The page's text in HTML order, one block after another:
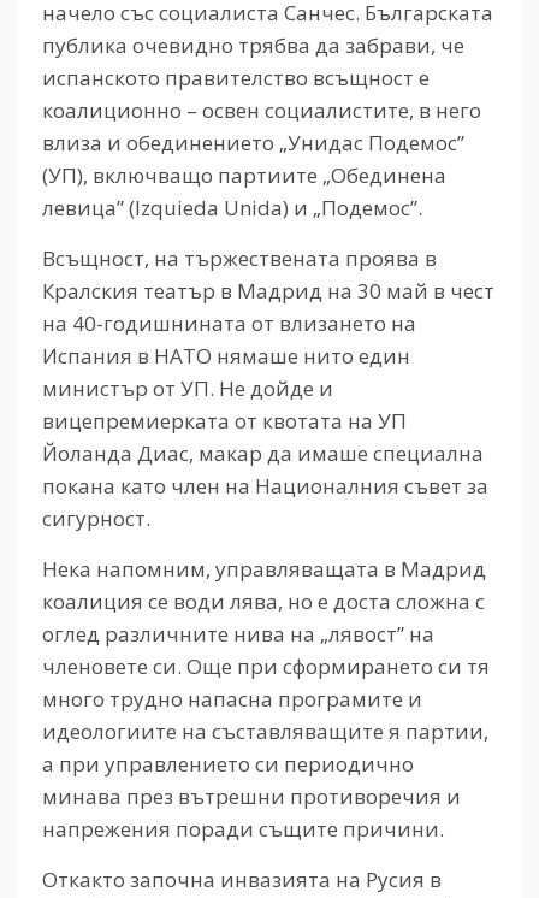
начело със социалиста Санчес. Българската
публика очевидно трябва да забрави, че
испанското правителство всъщност е
коалиционно – освен социалистите, в него
влиза и обединението „Унидас Подемос”
(УП), включващо партиите „Обединена
левица” (Izquieda Unida) и „Подемос”.
Всъщност, на тържествената проява в
Кралския театър в Мадрид на 30 май в чест
на 40-годишнината от влизането на
Испания в НАТО нямаше нито един
министър от УП. Не дойде и
вицепремиерката от квотата на УП
Йоланда Диас, макар да имаше специална
покана като член на Националния съвет за
сигурност.
Нека напомним, управляващата в Мадрид
коалиция се води лява, но е доста сложна с
оглед различните нива на „лявост” на
членовете си. Още при сформирането си тя
много трудно напасна програмите и
идеологиите на съставляващите я партии,
а при управлението си периодично
минава през вътрешни противоречия и
напрежения поради същите причини.
Откакто започна инвазията на Русия в